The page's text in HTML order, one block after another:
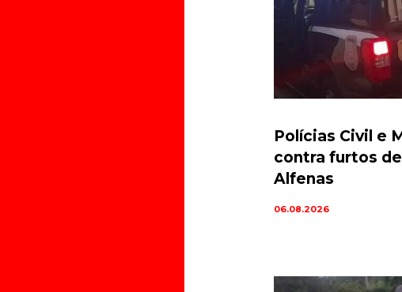
Polícias Civil e
contra furtos
Alfenas
06.08.2026